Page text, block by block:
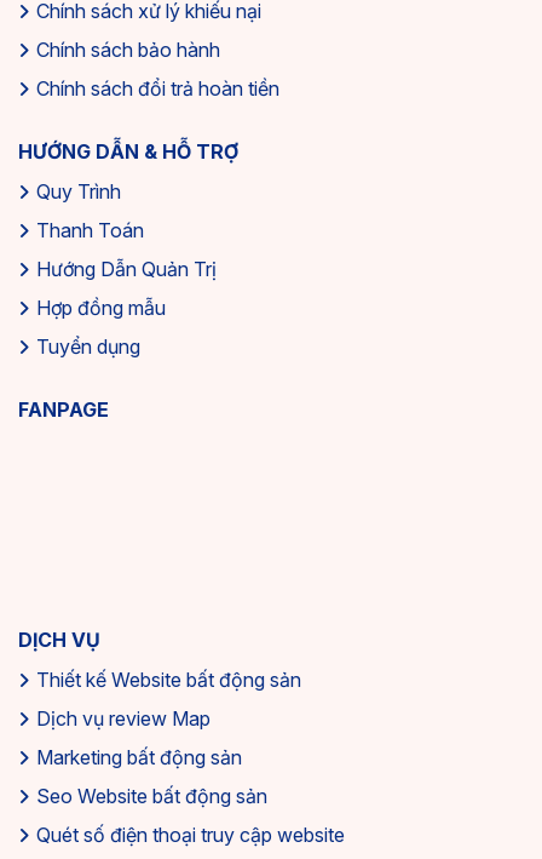
Chính sách xử lý khiếu nại
Chính sách bảo hành
Chính sách đổi trả hoàn tiền
HƯỚNG DẪN & HỖ TRỢ
Quy Trình
Thanh Toán
Hướng Dẫn Quản Trị
Hợp đồng mẫu
Tuyển dụng
FANPAGE
DỊCH VỤ
Thiết kế Website bất động sản
Dịch vụ review Map
Marketing bất động sản
Seo Website bất động sản
Quét số điện thoại truy cập website